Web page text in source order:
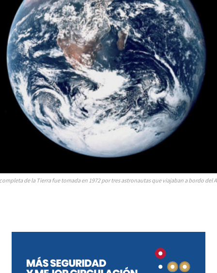
de la Tierra fue tomada en 1972 por tres astronautas que viajaban a bordo del